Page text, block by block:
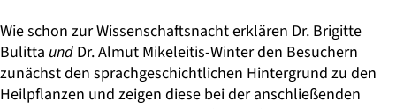
Wie schon zur Wissenschaftsnacht erklären Dr. Brigitte
Bulitta und Dr. Almut Mikeleitis-Winterden Besuchern
zunächst den sprachgeschichtlichen Hintergrund zu den
Heilpflanzen und zeigen diese bei der anschließenden